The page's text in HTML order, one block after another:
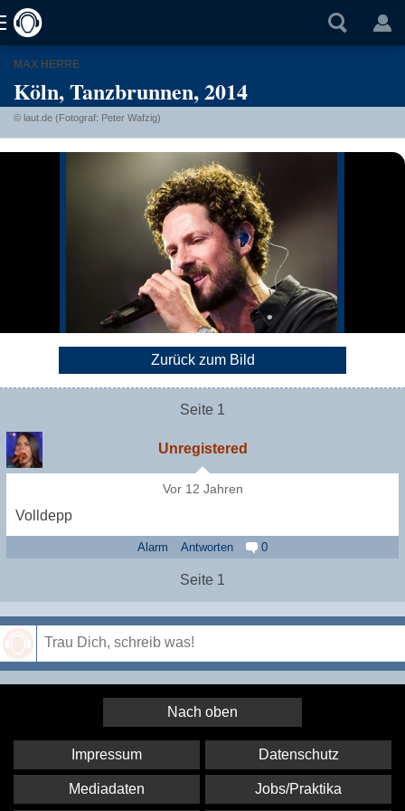
MAX HERRE
Köln, Tanzbrunnen, 2014
© laut.de (Fotograf: Peter Wafzig)
Zurück zum Bild
Seite 1
Unregistered
Vor 12 Jahren
Volldepp
Alarm Antworten 0
Seite 1
Nach oben
Impressum Datenschutz
Mediadaten Jobs/Praktika